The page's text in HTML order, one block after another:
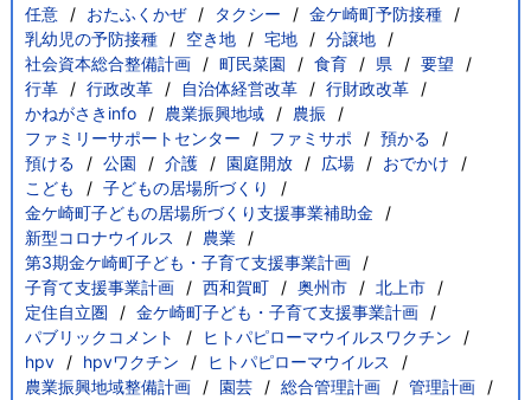
任意
おたふくかぜ タクシー
金ケ崎町予防接種
乳幼児の予防接種
空き地 宅地
分譲地
社会資本総合整備計画
町民菜園 食育 県
要望
行革
行政改革 自治体経営改革
行財政改革
かねがさきinfo
農業振興地域
農振
ファミリーサポートセンター
ファミサポ
預かる
預ける
公園 介護 園庭開放 広場
おでかけ
こども
子どもの居場所づくり
金ケ崎町子どもの居場所づくり支援事業補助金
新型コロナウイルス
農業
第3期金ケ崎町子ども・子育て支援事業計画
子育て支援事業計画
西和賀町 奥州市
北上市
定住自立圏
金ケ崎町子ども・子育て支援事業計画
パブリックコメント
ヒトパピローマウイルスワクチン
hpv
hpvワクチン
ヒトパピローマウイルス
農業振興地域整備計画
園芸 総合管理計画
管理計画